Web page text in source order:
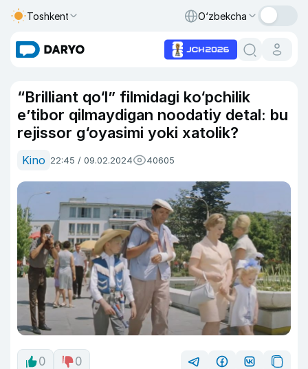
Toshkent O‘zbekcha
“Brilliant qo‘l” filmidagi ko‘pchilik
eʼtibor qilmaydigan noodatiy detal: bu
rejissor g‘oyasimi yoki xatolik?
Kino 22:45 / 09.02.2024 40605
0 0